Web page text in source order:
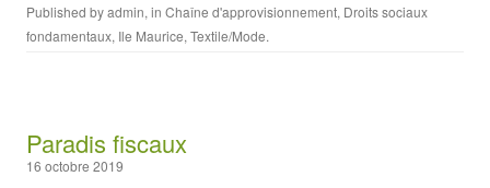
Published byadmin, in Chaîne d'approvisionnement, Droits sociaux
fondamentaux, Ile Maurice, Textile/Mode.
Paradis fiscaux
16 octobre 2019